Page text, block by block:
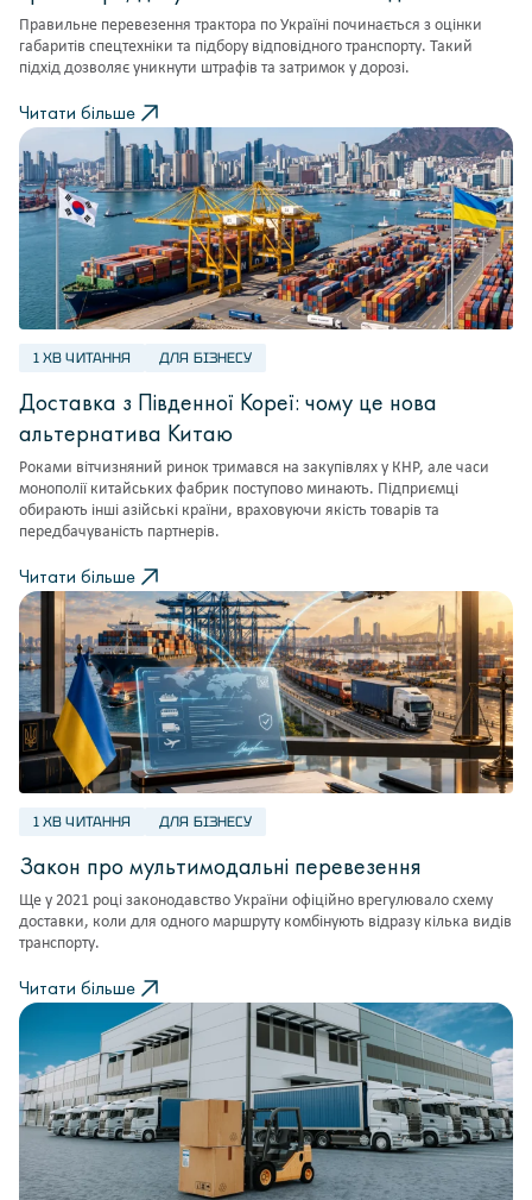
Правильне перевезення трактора по Україні починається з оцінки
габаритів спецтехніки та підбору відповідного транспорту. Такий
підхід дозволяє уникнути штрафів та затримок у дорозі.
Читати більше
1 ХВ ЧИТАННЯ ДЛЯ БІЗНЕСУ
Доставка з Південної Кореї: чому це нова
альтернатива Китаю
Роками вітчизняний ринок тримався на закупівлях у КНР, але часи
монополії китайських фабрик поступово минають. Підприємці
обирають інші азійські країни, враховуючи якість товарів та
передбачуваність партнерів.
Читати більше
1 ХВ ЧИТАННЯ ДЛЯ БІЗНЕСУ
Закон про мультимодальні перевезення
Ще у 2021 році законодавство України офіційно врегулювало схему
доставки, коли для одного маршруту комбінують відразу кілька видів
транспорту.
Читати більше